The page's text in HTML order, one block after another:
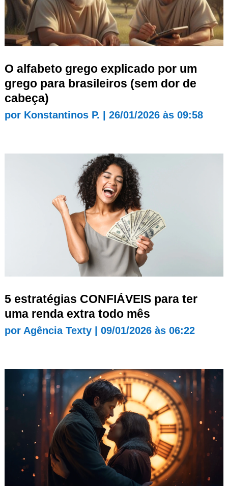
O alfabeto grego explicado por um
grego para brasileiros (sem dor de
cabeça)
por Konstantinos P. 26/01/2026 às 09:58
5 estratégias CONFIÁVEIS para ter
uma renda extra todo mês
por Agência Texty| 09/01/2026 às 06:22